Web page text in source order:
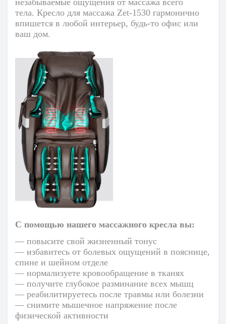
незабываемые ощущения от массажа всего
тела. Кресло для массажа Zet-1530 гармонично
впишется в любой интерьер, будь-то офис или
ваш дом.
С помощью нашего массажного кресла вы:
— повысите свой жизненный тонус
— избавитесь от болевых ощущений в пояснице,
спине и шейном отделе
— нормализуете кровообращение в тканях
— получите глубокое разминание всех мышц
— реабилитируетесь после травмы или болезни
— снимите мышечное напряжение после
физической активности